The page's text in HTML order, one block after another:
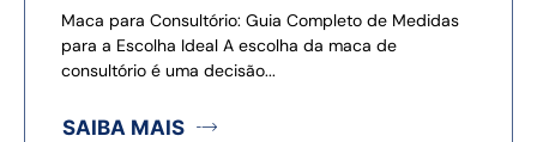
Maca para Consultório: Guia Completo de Medidas
para a Escolha Ideal A escolha da maca de
consultório é uma decisão...
SAIBA MAIS